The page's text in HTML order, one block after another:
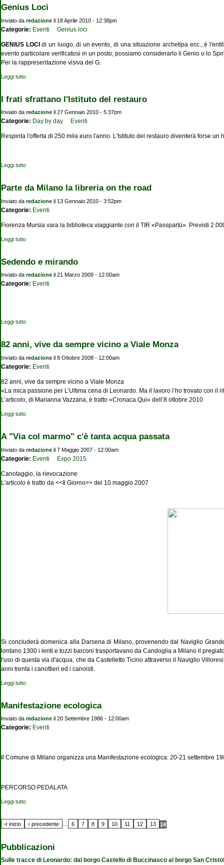
Genius Loci
Inviato da redazione il 18 Aprile 2010 - 12:38pm
Categorie: Eventi Genius loci
GENIUS LOCIdi un luogo, di un evento, di una situazione archetipa ecc., è
evento particolare verificatosi in un posto, possiamo considerarlo il Genio o lo
Per la rappresentazione visiva del G.
Leggi tutto
I frati sfrattano l'Istituto del restauro
Inviato da redazione il 27 Gennaio 2010 - 5:37pm
Categorie: Day by day Eventi
Respinta l'offerta di 250 mila euro l'anno. L'Istituto del restauro diventerà forse un
Leggi tutto
Parte da Milano la libreria on the road
Inviato da redazione il 13 Gennaio 2010 - 3:52pm
Categorie: Eventi
Fiorenza Mursia vara la biblioteca viaggiante con il TIR «Passpartù». Previsti
Leggi tutto
Sedendo e mirando
Inviato da redazione il 21 Marzo 2009 - 12:00am
Categorie: Eventi
Leggi tutto
82 anni, vive da sempre vicino a Viale Monza
Inviato da redazione il 8 Ottobre 2008 - 12:00am
Categorie: Eventi
82 anni, vive da sempre vicino a Viale Monza
«La mica passione per L’Ultima cena di Leonardo. Ma il lavoro l’ho trovato con il
L’articolo, di Marianna Vazzana, è tratto «Cronaca Qui» dell’8 ottobre 2010
Leggi tutto
A "Via col marmo" c'è tanta acqua passata
Inviato da redazione il 7 Maggio 2007 - 12:00am
Categorie: Eventi Expo 2015
Canotaggio, la rievocazione
L'articolo è tratto da <<Il Giorno>> del 10 maggio 2007
Si concluderà domenica alla Darsena di Milano, provenendo dal Naviglio
lontano 1300 i lenti e tozzi barconi trasportavano da Candoglia a Milano il
l'uso di questa via d'acqua, che da Castelletto Ticino attraverso il Naviglio
anni trenta i canottieri ed i canoisti.
Leggi tutto
Manifestazione ecologica
Inviato da redazione il 20 Settembre 1986 - 12:00am
Categorie: Eventi
Il Comune di Milano organizza una Manifestazione ecologica: 20-21 settembre
PERCORSO PEDALATA
Leggi tutto
Pagine
« inizio ‹ precedente 6 7 8 9 10 11 12 13 14
Pubblicazioni
Sulle tracce di Leonardo: dal borgo Castello di Buccinasco al borgo San